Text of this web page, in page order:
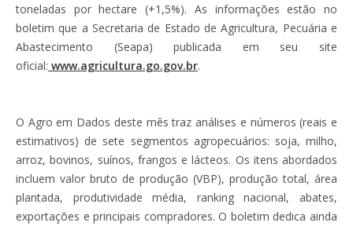
toneladas por hectare (+1,5%). As informações estão no
boletim que a Secretaria de Estado de Agricultura, Pecuária e
Abastecimento (Seapa) publicada em seu site
oficial: www.agricultura.go.gov.br.
O Agro em Dados deste mês traz análises e números (reais e
estimativos) de sete segmentos agropecuários: soja, milho,
arroz, bovinos, suínos, frangos e lácteos. Os itens abordados
incluem valor bruto de produção (VBP), produção total, área
plantada, produtividade média, ranking nacional, abates,
exportações e principais compradores. O boletim dedica ainda